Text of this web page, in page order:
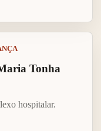
Tonha
hospitalar.